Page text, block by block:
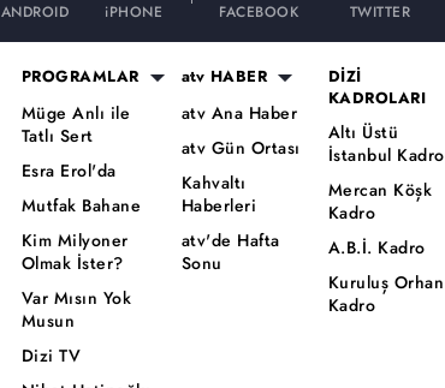
ANDROID iPHONE FACEBOOK TWITTER
PROGRAMLAR
Müge Anlı ile
Tatlı Sert
Esra Erol'da
Mutfak Bahane
Kim Milyoner
Olmak İster?
Var Mısın Yok
Musun
Dizi TV
atv HABER
atv Ana Haber
atv Gün Ortası
Kahvaltı
Haberleri
atv'de Hafta
Sonu
DİZİ
KADROLARI
Altı Üstü
İstanbul Kadro
Mercan Köşk
Kadro
A.B.İ. Kadro
Kuruluş Orhan
Kadro